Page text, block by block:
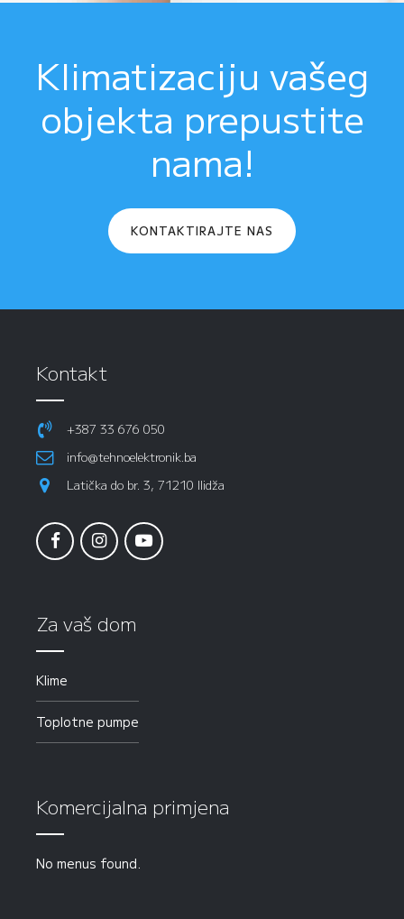
Klimatizaciju vašeg
objekta prepustite
nama!
KONTAKTIRAJTE NAS
Kontakt
+387 33 676 050
info@tehnoelektronik.ba
Latička do br. 3, 71210 Ilidža
Za vaš dom
Klime
Toplotne pumpe
Komercijalna primjena
No menus found.